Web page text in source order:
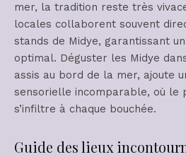
mer, la tradition reste très
locales collaborent souvent
stands de Midye, garantissant
optimal. Déguster les Midye
assis au bord de la mer, ajoute
sensorielle incomparable, où le
s’infiltre à chaque bouchée.
Guide des lieux